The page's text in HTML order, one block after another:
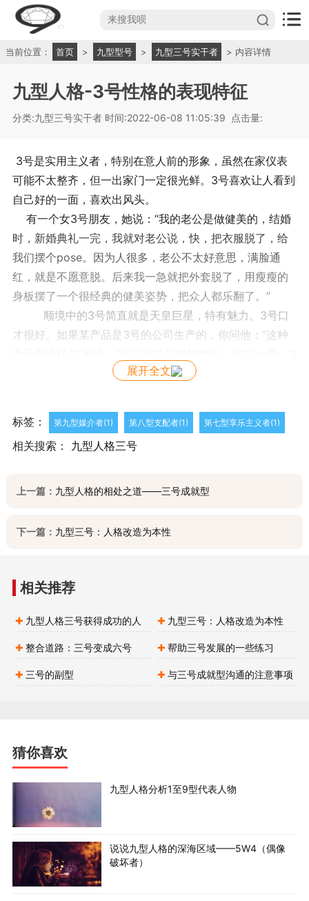
当前位置： 首页 > 九型型号 > 九型三号实干者 > 内容详情
九型人格-3号性格的表现特征
分类:九型三号实干者 时间:2022-06-08 11:05:39 点击量:
3号是实用主义者，特别在意人前的形象，虽然在家仪表
可能不太整齐，但一出家门一定很光鲜。3号喜欢让人看到
自己好的一面，喜欢出风头。
有一个女3号朋友，她说：“我的老公是做健美的，结婚
时，新婚典礼一完，我就对老公说，快，把衣服脱了，给
我们摆个pose。因为人很多，老公不太好意思，满脸通
红，就是不愿意脱。后来我一急就把外套脱了，用瘦瘦的
身板摆了一个很经典的健美姿势，把众人都乐翻了。”
顺境中的3号简直就是天皇巨星，特有魅力。3号口
才很好。如果某产品是3号的公司生产的，你问他：“这种
号的公司又有了另一批产品，你问：“这种怎么样？”他
的。”他会说：“上周的那种是最好的，这种则是超级好
的。”
3号特别有激情，喜欢跟人打成一片。3号的目标感很
服，但如果把“野心”换成“远大理想”，3号就会说“本来就
合他目标的东西他都会学，所以每天他都会很忙。对3号来
逆境中的3号为达到目的会不择手段。另外，3号投机
谎。3号也许会反驳：“没有，长这么大我从来没有说过
谎。”其实这就是一个最大的谎言，谁没有说过谎啊。#p#
分页标题#e#
对待感情，3号是压抑的，这与1号相似，但又不同于
没有痛苦，只不过他觉得自己有成就了，别人就会更爱
3号愿意“跟随大队”，但他的跟随是有条件的。比如3
号跟1号约好一起冲，1号答应了。等遇到困难的时候，#p#
号经常这样不守规则，喜欢走捷径。他心里想，谁像你那
么笨。
展开全文
标签： 第九型媒介者(1) 第八型支配者(1) 第七型享乐主义者(1)
相关搜索： 九型人格三号
上一篇： 九型人格的相处之道——三号成就型
下一篇： 九型三号：人格改造为本性
相关推荐
九型人格三号获得成功的人 九型三号：人格改造为本性
整合道路：三号变成六号 帮助三号发展的一些练习
三号的副型 与三号成就型沟通的注意事项
猜你喜欢
九型人格分析1至9型代表人物
说说九型人格的深海区域——5W4（偶像
破坏者）